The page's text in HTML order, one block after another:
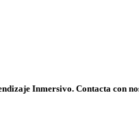
Inmersivo. Contacta con